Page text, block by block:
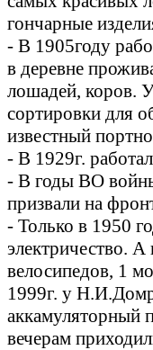
гончарные
- В 1905году
в деревне
лошадей, коров.
сортировки для
известный
- В 1929г.
- В годы ВО
призвали на
- Только в 1950
электричество. А
велосипедов, 1
1999г. у
аккамуляторный
вечерам